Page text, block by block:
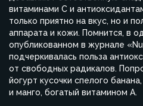
витаминами C и
только приятно на вкус, но и
аппарата и кожи. Помнится, в
опубликованном в журнале
подчеркивалась польза
от свободных радикалов.
йогурт кусочки спелого
и манго, богатый витамином A.